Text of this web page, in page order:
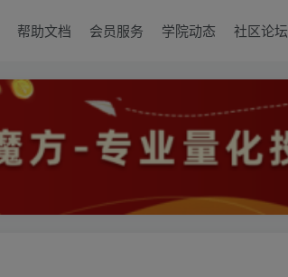
帮助文档 会员服务 学院动态 社区论坛